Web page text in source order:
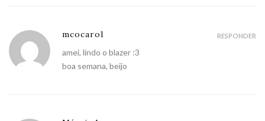
mcocarol
amei, lindo o blazer :3
boa semana, beijo
RESPONDER